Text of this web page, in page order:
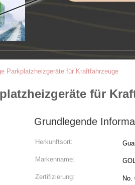
Parkplatzheizgeräte für Kraftfahrzeuge
für
Grundlegende
Herkunftsort:
Markenname:
Zertifizierung: No.